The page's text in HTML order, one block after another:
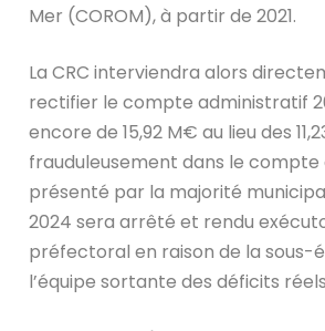
Mer (COROM), à partir de 2021.
La CRC interviendra alors
rectifier le compte administratif
encore de 15,92 M€ au lieu des
frauduleusement dans le
présenté par la majorité
2024 sera arrêté et rendu
préfectoral en raison de la sous-
l’équipe sortante des déficits